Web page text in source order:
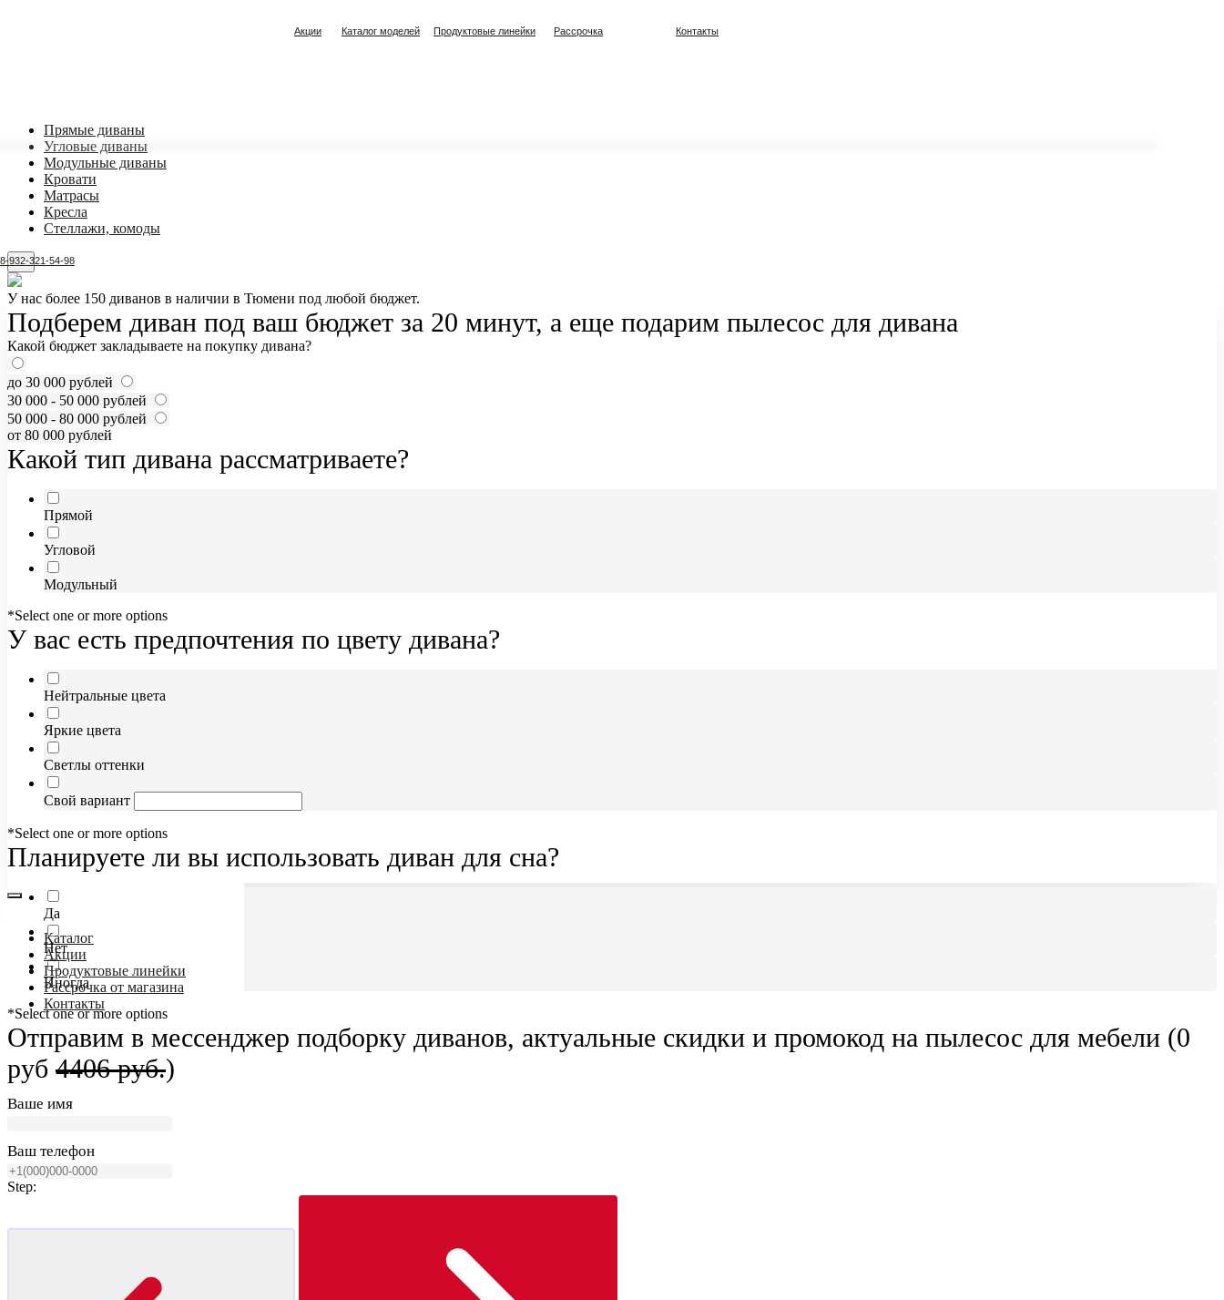
8-932-321-54-98
Акции Каталог моделей Продуктовые линейки Рассрочка Контакты
Прямые диваны
Угловые диваны
Модульные диваны
Кровати
Матрасы
Кресла
Стеллажи, комоды
У нас более 150 диванов в наличии в Тюмени под любой бюджет.
Подберем диван под ваш бюджет за 20 минут, а еще подарим пылесос для дивана
Какой бюджет закладываете на покупку дивана?
до 30 000 рублей
30 000 - 50 000 рублей
50 000 - 80 000 рублей
от 80 000 рублей
Какой тип дивана рассматриваете?
Прямой
Угловой
Модульный
*Select one or more options
У вас есть предпочтения по цвету дивана?
Нейтральные цвета
Яркие цвета
Светлы оттенки
Свой вариант
*Select one or more options
Планируете ли вы использовать диван для сна?
Да
Нет
Иногда
*Select one or more options
Отправим в мессенджер подборку диванов, актуальные скидки и промокод на пылесос для мебели (0
руб 4406 руб.)
Ваше имя
Ваш телефон
Step:
Каталог
Акции
Продуктовые линейки
Рассрочка от магазина
Контакты